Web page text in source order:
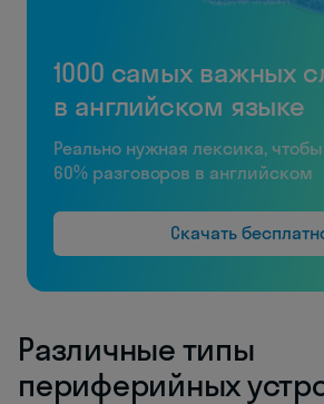
1000 самых важных
в английском языке
Реально нужная лексика,
60% разговоров в английском
Скачать
Различные типы
периферийных